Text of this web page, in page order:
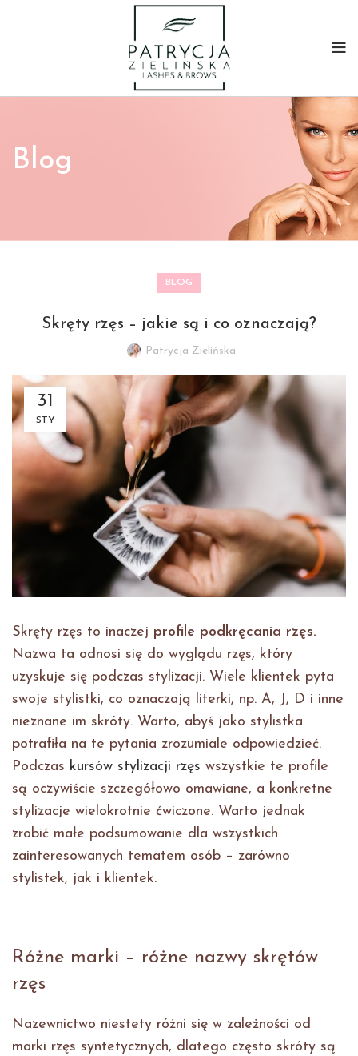
Blog
BLOG
Skręty rzęs – jakie są i co oznaczają?
Patrycja Zielińska
31
STY
Skręty rzęs to inaczej profile podkręcania rzęs.
Nazwa ta odnosi się do wyglądu rzęs, który
uzyskuje się podczas stylizacji. Wiele klientek pyta
swoje stylistki, co oznaczają literki, np. A, J, D i inne
nieznane im skróty. Warto, abyś jako stylistka
potrafiła na te pytania zrozumiale odpowiedzieć.
Podczas kursów stylizacji rzęs wszystkie te profile
są oczywiście szczegółowo omawiane, a konkretne
stylizacje wielokrotnie ćwiczone. Warto jednak
zrobić małe podsumowanie dla wszystkich
zainteresowanych tematem osób – zarówno
stylistek, jak i klientek.
Różne marki – różne nazwy skrętów
rzęs
Nazewnictwo niestety różni się w zależności od
marki rzęs syntetycznych, dlatego często skróty są